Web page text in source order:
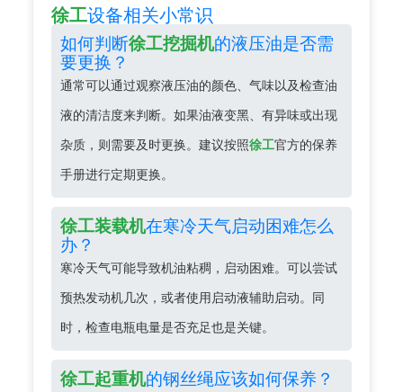
徐工设备相关小常识
如何判断徐工挖掘机的液压油是否需
要更换？
通常可以通过观察液压油的颜色、气味以及检查油
液的清洁度来判断。如果油液变黑、有异味或出现
杂质，则需要及时更换。建议按照徐工官方的保养
手册进行定期更换。
徐工装载机在寒冷天气启动困难怎么
办？
寒冷天气可能导致机油粘稠，启动困难。可以尝试
预热发动机几次，或者使用启动液辅助启动。同
时，检查电瓶电量是否充足也是关键。
徐工起重机的钢丝绳应该如何保养？